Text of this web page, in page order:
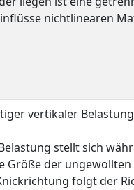
nichtlinearen
vertikaler
stellt sich
Größe der
folgt der